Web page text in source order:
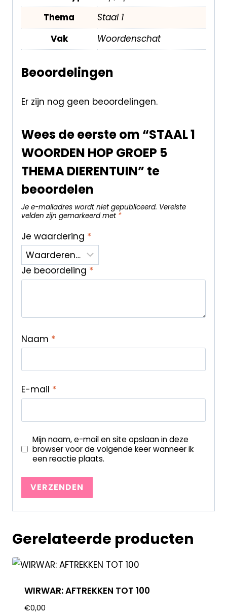
Thema
Staal 1
Vak
Woordenschat
Beoordelingen
Er zijn nog geen beoordelingen.
Wees de eerste om “STAAL 1
WOORDEN HOP GROEP 5
THEMA DIERENTUIN” te
beoordelen
Je e-mailadres wordt niet gepubliceerd. Vereiste
velden zijn gemarkeerd met *
Je waardering *
Je beoordeling *
Naam *
E-mail *
Mijn naam, e-mail en site opslaan in deze
browser voor de volgende keer wanneer ik
een reactie plaats.
Gerelateerde producten
WIRWAR: AFTREKKEN TOT 100
€0,00